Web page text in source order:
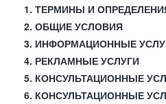
1. ТЕРМИНЫ И
2. ОБЩИЕ УСЛОВИЯ
3. ИНФОРМАЦИОННЫЕ
4. РЕКЛАМНЫЕ УСЛУГИ
5. КОНСУЛЬТАЦИОННЫЕ
6. КОНСУЛЬТАЦИОННЫЕ